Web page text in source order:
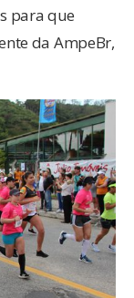
para que
da AmpeBr,